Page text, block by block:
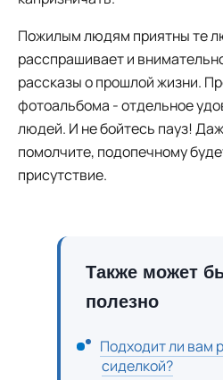
Пожилым людям приятны те
расспрашивает и
рассказы о прошлой жизни.
фотоальбома - отдельное
людей. И не бойтесь пауз!
помолчите, подопечному
присутствие.
Также может
полезно
Подходит ли вам
сиделкой?